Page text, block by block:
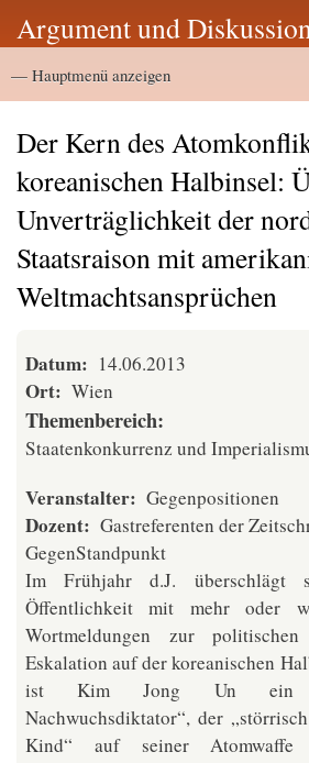
Direkt
zum
Argument und Diskussion
— Hauptmenü anzeigen
Startseite
Vortragsarchiv
Der Kern des
koreanischen Halbinsel:
Unverträglichkeit der
Staatsraison mit
Weltmachtsansprüchen
Datum 14.06.2013
Ort Wien
Themenbereich
Staatenkonkurrenz und
Veranstalter Gegenpositionen
Dozent
Gastreferenten der
GegenStandpunkt
Im Frühjahr d.J. überschlägt
Öffentlichkeit mit mehr oder
Wortmeldungen zur
Eskalation auf der koreanischen
ist Kim Jong Un ein
Nachwuchsdiktator“, der
Kind“ auf seiner